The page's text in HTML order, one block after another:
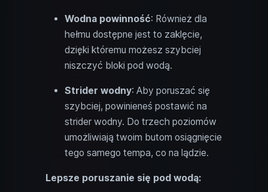
Wodna powinność: Również dla
hełmu dostępne jest to zaklęcie,
dzięki któremu możesz szybciej
niszczyć bloki pod wodą.
Strider wodny: Aby poruszać się
szybciej, powinieneś postawić na
strider wodny. Do trzech poziomów
umożliwiają twoim butom osiągnięcie
tego samego tempa, co na lądzie.
Lepsze poruszanie się pod wodą: